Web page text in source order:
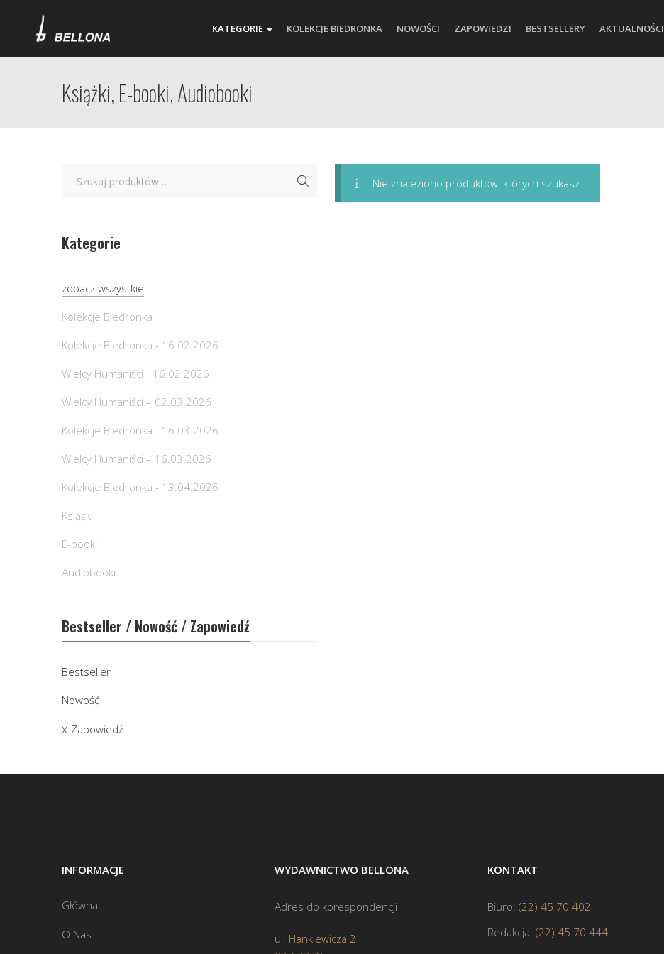
KATEGORIE KOLEKCJE BIEDRONKA NOWOŚCI ZAPOWIEDZI BESTSELLERY AKTUALNOŚCI
Książki, E-booki, Audiobooki
Nie znaleziono produktów, których szukasz.
Kategorie
zobacz wszystkie
Kolekcje Biedronka
Kolekcje Biedronka - 16.02.2026
Wielcy Humaniści - 16.02.2026
Wielcy Humaniści – 02.03.2026
Kolekcje Biedronka - 16.03.2026
Wielcy Humaniści – 16.03.2026
Kolekcje Biedronka - 13.04.2026
Książki
E-booki
Audiobooki
Bestseller / Nowość / Zapowiedź
Bestseller
Nowość
Zapowiedź
INFORMACJE
Główna
O Nas
WYDAWNICTWO BELLONA
Adres do korespondencji
ul. Hankiewicza 2
KONTAKT
Biuro: (22) 45 70 402
Redakcja: (22) 45 70 444